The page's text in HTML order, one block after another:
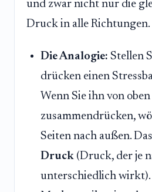
und zwar nicht nur die
Druck in alle Richtungen.
Die Analogie: Stellen
drücken einen
Wenn Sie ihn von oben
zusammendrücken,
Seiten nach außen.
Druck (Druck, der je
unterschiedlich wirkt).